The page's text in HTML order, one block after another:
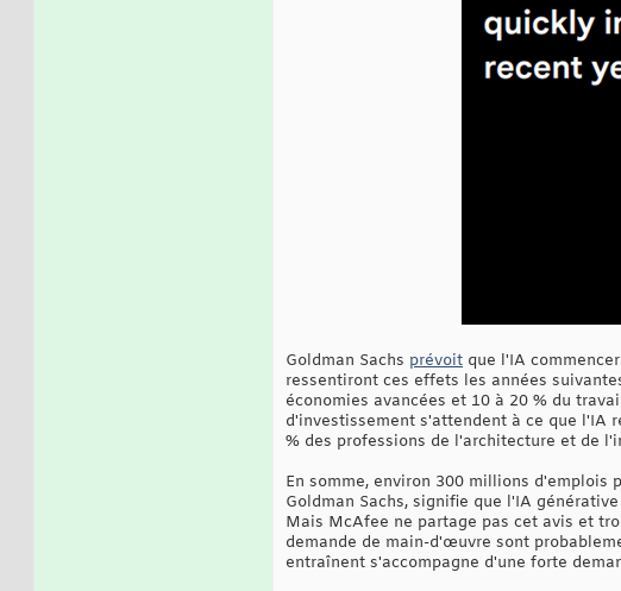
Goldman Sachs prévoit que l'IA
ressentiront ces effets les années
économies avancées et 10 à 20 % du
d'investissement s'attendent à ce que l'IA
% des professions de l'architecture et de
En somme, environ 300 millions d'emplois
Goldman Sachs, signifie que l'IA
Mais McAfee ne partage pas cet avis et
demande de main-d'œuvre sont
entraînent s'accompagne d'une forte